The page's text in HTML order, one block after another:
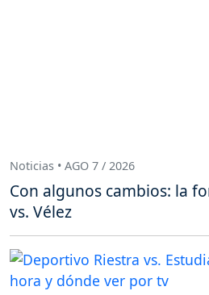
Noticias • AGO 7 / 2026
Con algunos cambios: la
vs. Vélez